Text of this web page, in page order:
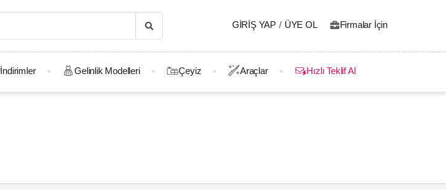
GIRIŞ YAP / ÜYE OL Firmalar İçin
İndirimler Gelinlik Modelleri Çeyiz Araçlar Hızlı Teklif Al